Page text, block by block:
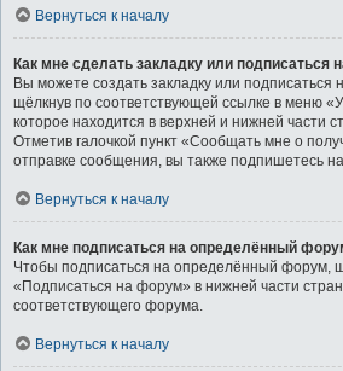
Вернуться к началу
Как мне сделать закладку или подписаться
Вы можете создать закладку или подписаться
щёлкнув по соответствующей ссылке в меню
которое находится в верхней и нижней части
Отметив галочкой пункт «Сообщать мне о
отправке сообщения, вы также подпишетесь
Вернуться к началу
Как мне подписаться на определённый
Чтобы подписаться на определённый форум,
«Подписаться на форум» в нижней части
соответствующего форума.
Вернуться к началу